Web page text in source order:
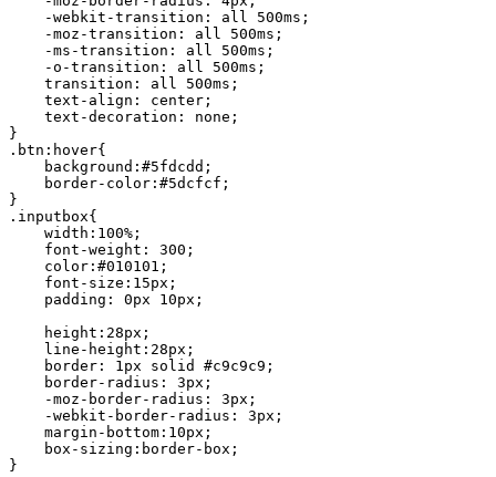
    -webkit-transition: all 500ms;
    -moz-transition: all 500ms;
    -ms-transition: all 500ms;
    -o-transition: all 500ms;
    transition: all 500ms;
    text-align: center;
    text-decoration: none;
}
.btn:hover{
    background:#5fdcdd;
    border-color:#5dcfcf;
}
.inputbox{
    width:100%;
    font-weight: 300;
    color:#010101;
    font-size:15px;
    padding: 0px 10px;
    height:28px;
    line-height:28px;
    border: 1px solid #c9c9c9;
    border-radius: 3px;
    -moz-border-radius: 3px;
    -webkit-border-radius: 3px;
    margin-bottom:10px;
    box-sizing:border-box;
}